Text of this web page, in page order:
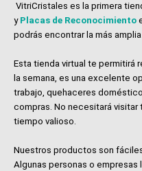
VitriCristales es la primera
y Placas de Reconocimiento
podrás encontrar la más
Esta tienda virtual te permitirá
la semana, es una excelente
trabajo, quehaceres
compras. No necesitará
tiempo valioso.
Nuestros productos son
Algunas personas o empresas